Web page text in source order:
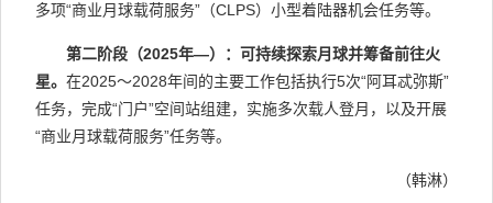
多项“商业月球载荷服务”（CLPS）小型着陆器机会任务等。
第二阶段（2025年—）：可持续探索月球并筹备前往火
星。在2025～2028年间的主要工作包括执行5次“阿耳忒弥斯”
任务，完成“门户”空间站组建，实施多次载人登月，以及开展
“商业月球载荷服务”任务等。
（韩淋）